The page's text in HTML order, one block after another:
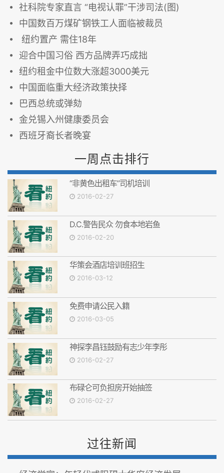
社科院专家直言 “电视认罪”干涉司法(图)
中国数百万煤矿钢铁工人面临被裁员
纽约置产 需住18年
迎合中国习俗 西方品牌弄巧成拙
纽约租金中位数大涨超3000美元
中国面临重大经济政策抉择
巴西总统或弹劾
金兑锡入州健康委员会
西班牙裔长者晚宴
一周点击排行
“非黄色出租车”司机培训
2016-02-27
D.C.警告民众 勿食本地岩鱼
2016-02-20
华策会酒店培训班招生
2016-03-12
免费申请公民入籍
2016-03-05
神探李昌钰鼓励有志少年李彤
2016-02-27
布碌仑可负担房开始抽签
2016-02-27
过往新闻